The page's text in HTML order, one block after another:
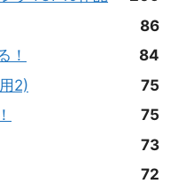
86
！
84
2)
75
75
73
72